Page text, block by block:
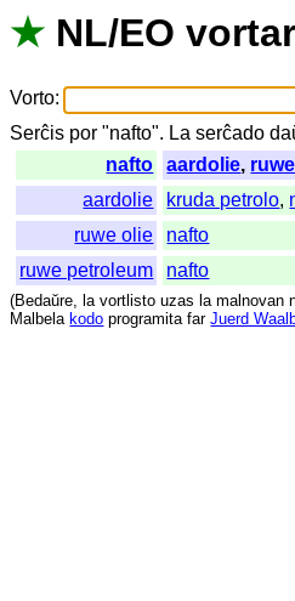
★ NL/EO
Vorto:
Serĉis por "nafto". La serĉado
nafto
aardolie,
aardolie
kruda petrolo,
ruwe olie
nafto
ruwe petroleum
nafto
(Bedaŭre, la vortlisto uzas la malnovan
Malbela kodo programita far Juerd